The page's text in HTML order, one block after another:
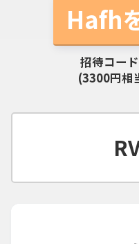
Hafh
招待コー
(3300円相